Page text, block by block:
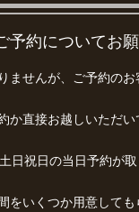
予約についてお
ませんが、ご予約の
か直接お越しいただ
日祝日の当日予約が取
をいくつか用意しても